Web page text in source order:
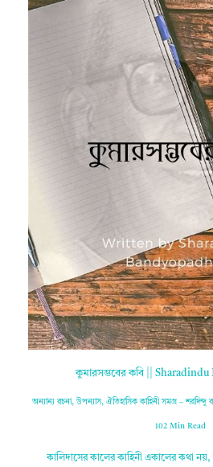
কুমারসম্ভবের কবি ||
অন্যান্য রচনা,উপন্যাস, ঐতিহাসিক কাহিনী সমগ্র – শরদিন্দু
102 Min Read
কালিদাসের কালের কাহিনী একালের কথা নয়,